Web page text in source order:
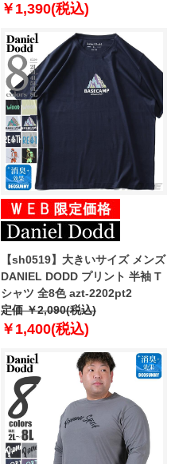
￥1,390(税込)
【sh0519】大きいサイズ メンズ
DANIEL DODD プリント 半袖 T
シャツ 全8色 azt-2202pt2
定価 ￥2,090(税込)
￥1,400(税込)